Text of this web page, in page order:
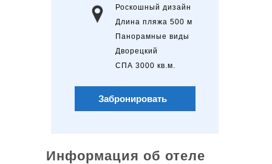
Забронировать
Роскошный дизайн
Длина пляжа 500 м
Панорамные виды
Дворецкий
СПА 3000 кв.м.
Информация об отеле